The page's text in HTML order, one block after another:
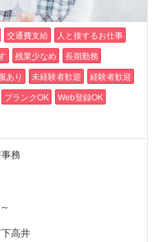
交通費支給
人と接するお仕事
残業少なめ
長期勤務
あり 未経験者歓迎
経験者歓迎
ブランクOK
Web登録OK
務
高井